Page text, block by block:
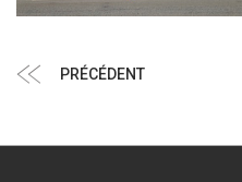
de
Article
PRÉCÉDENT